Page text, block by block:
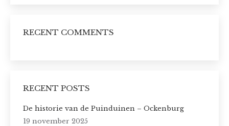
RECENT COMMENTS
RECENT POSTS
De historie van de Puinduinen – Ockenburg
19 november 2025